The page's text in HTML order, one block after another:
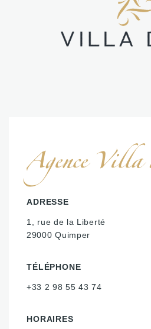
Agence
ADRESSE
1, rue de la Liberté
29000 Quimper
TÉLÉPHONE
+33 2 98 55 43 74
HORAIRES